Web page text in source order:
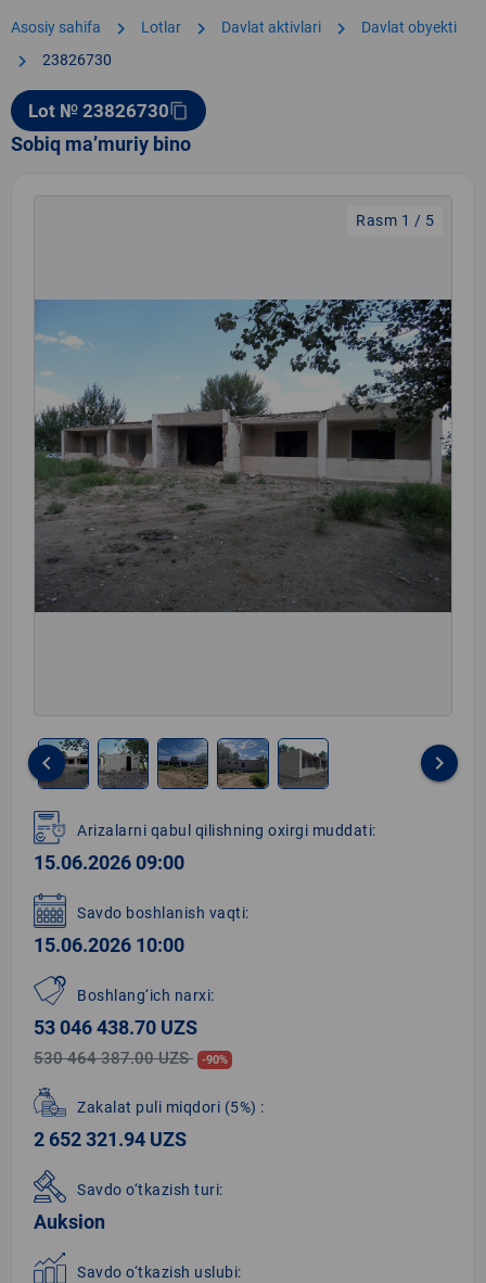
Asosiy sahifa chevron_right Lotlar chevron_right Davlat aktivlari chevron_right Davlat obyekti
chevron_right 23826730
Lot № 23826730content_copy
Sobiq ma’muriy bino
Rasm 1 / 5
1
of
5
keyboard_arrow_left keyboard_arrow_right
Arizalarni qabul qilishning oxirgi muddati:
15.06.2026 09:00
Savdo boshlanish vaqti:
15.06.2026 10:00
Boshlang‘ich narxi:
53 046 438.70 UZS
530 464 387.00 UZS -90%
Zakalat puli miqdori (5%) :
2 652 321.94 UZS
Savdo o‘tkazish turi:
Auksion
Savdo o‘tkazish uslubi: